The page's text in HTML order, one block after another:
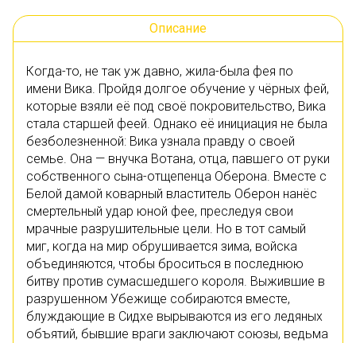
Описание
Когда-то, не так уж давно, жила-была фея по
имени Вика. Пройдя долгое обучение у чёрных фей,
которые взяли её под своё покровительство, Вика
стала старшей феей. Однако её инициация не была
безболезненной: Вика узнала правду о своей
семье. Она — внучка Вотана, отца, павшего от руки
собственного сына-отщепенца Оберона. Вместе с
Белой дамой коварный властитель Оберон нанёс
смертельный удар юной фее, преследуя свои
мрачные разрушительные цели. Но в тот самый
миг, когда на мир обрушивается зима, войска
объединяются, чтобы броситься в последнюю
битву против сумасшедшего короля. Выжившие в
разрушенном Убежище собираются вместе,
блуждающие в Сидхе вырываются из его ледяных
объятий, бывшие враги заключают союзы, ведьма